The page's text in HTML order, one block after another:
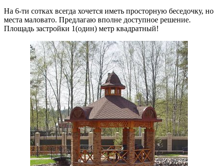
На 6-ти сотках всегда хочется иметь просторную беседочку, но
места маловато. Предлагаю вполне доступное решение.
Площадь застройки 1(один) метр квадратный!